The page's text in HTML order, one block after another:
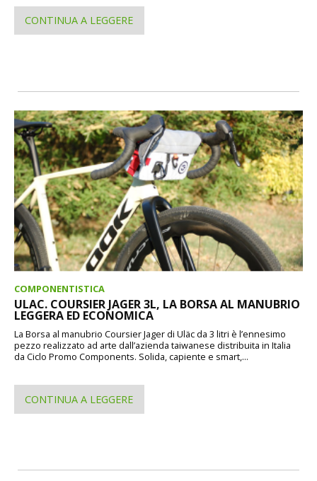
CONTINUA A LEGGERE
COMPONENTISTICA
ULAC. COURSIER JAGER 3L, LA BORSA AL MANUBRIO
LEGGERA ED ECONOMICA
La Borsa al manubrio Coursier Jager di Uläc da 3 litri è l’ennesimo
pezzo realizzato ad arte dall’azienda taiwanese distribuita in Italia
da Ciclo Promo Components. Solida, capiente e smart,...
CONTINUA A LEGGERE